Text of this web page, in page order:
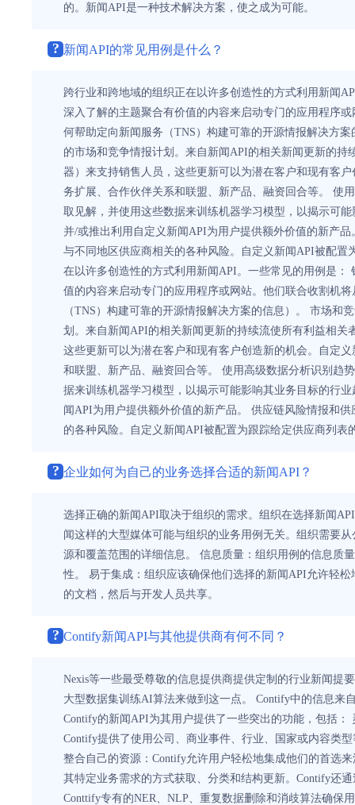
的。新闻API是一种技术解决方案，使之成为可能。
? 新闻API的常见用例是什么？
跨行业和跨地域的组织正在以许多创造性的方式利用新闻
深入了解的主题聚合有价值的内容来启动专门的应用程序
何帮助定向新闻服务（TNS）构建可靠的开源情报解决方
的市场和竞争情报计划。来自新闻API的相关新闻更新的
器）来支持销售人员，这些更新可以为潜在客户和现有客
务扩展、合作伙伴关系和联盟、新产品、融资回合等。 使
取见解，并使用这些数据来训练机器学习模型，以揭示可
并/或推出利用自定义新闻API为用户提供额外价值的新产
与不同地区供应商相关的各种风险。自定义新闻API被配
在以许多创造性的方式利用新闻API。一些常见的用例是
值的内容来启动专门的应用程序或网站。他们联合收割机
（TNS）构建可靠的开源情报解决方案的信息）。 市场和
划。来自新闻API的相关新闻更新的持续流使所有利益相
这些更新可以为潜在客户和现有客户创造新的机会。自定
和联盟、新产品、融资回合等。 使用高级数据分析识别趋
据来训练机器学习模型，以揭示可能影响其业务目标的行
闻API为用户提供额外价值的新产品。 供应链风险情报和
的各种风险。自定义新闻API被配置为跟踪给定供应商列
? 企业如何为自己的业务选择合适的新闻API？
选择正确的新闻API取决于组织的需求。组织在选择新闻
闻这样的大型媒体可能与组织的业务用例无关。组织需要
源和覆盖范围的详细信息。 信息质量：组织用例的信息质
性。 易于集成：组织应该确保他们选择的新闻API允许轻
的文档，然后与开发人员共享。
? Contify新闻API与其他提供商有何不同？
Nexis等一些最受尊敬的信息提供商提供定制的行业新闻提
大型数据集训练AI算法来做到这一点。 Contify中的信息来
Contify的新闻API为其用户提供了一些突出的功能，包括
Contify提供了使用公司、商业事件、行业、国家或内容类
整合自己的资源：Contify允许用户轻松地集成他们的首选
其特定业务需求的方式获取、分类和结构更新。Contify还
Conttify专有的NER、NLP、重复数据删除和消歧算法确保